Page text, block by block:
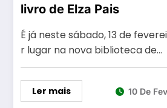
livro de Elza Pais
É já neste sábado, 13 de
r lugar na nova biblioteca de…
Ler mais 10 De